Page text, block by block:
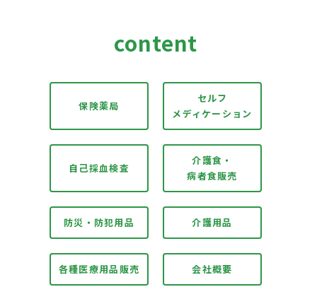
content
保険薬局
セルフ
メディケーション
自己採血検査
介護食・
病者食販売
防災・防犯用品 介護用品
各種医療用品販売 会社概要